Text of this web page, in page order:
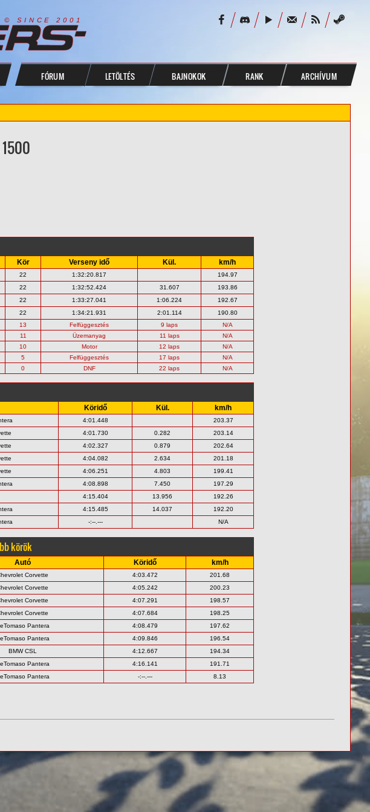
© S I N C E 2 0 0 1
FÓRUM LETÖLTÉS BAJNOKOK RANK ARCHÍVUM
Kör Verseny idő Kül. km/h
22 1:32:20.817
194.97
22 1:32:52.424 31.607
193.86
22 1:33:27.041 1:06.224
192.67
22 1:34:21.931 2:01.114
190.80
13 Felfüggesztés 9 laps
N/A
11 Üzemanyag 11 laps
N/A
10 Motor 12 laps
N/A
5 Felfüggesztés 17 laps
N/A
0 DNF 22 laps N/A
Köridő Kül. km/h
4:01.448
203.37
4:01.730 0.282
203.14
4:02.327 0.879
202.64
4:04.082 2.634
201.18
4:06.251 4.803
199.41
4:08.898 7.450
197.29
4:15.404 13.956
192.26
4:15.485 14.037
192.20
-:--.--- N/A
körök
Autó Köridő km/h
Corvette 4:03.472
201.68
Corvette 4:05.242
200.23
Corvette 4:07.291
198.57
Corvette 4:07.684
198.25
Pantera 4:08.479
197.62
Pantera 4:09.846
196.54
BMW CSL 4:12.667
194.34
Pantera 4:16.141
191.71
Pantera -:--.--- 8.13